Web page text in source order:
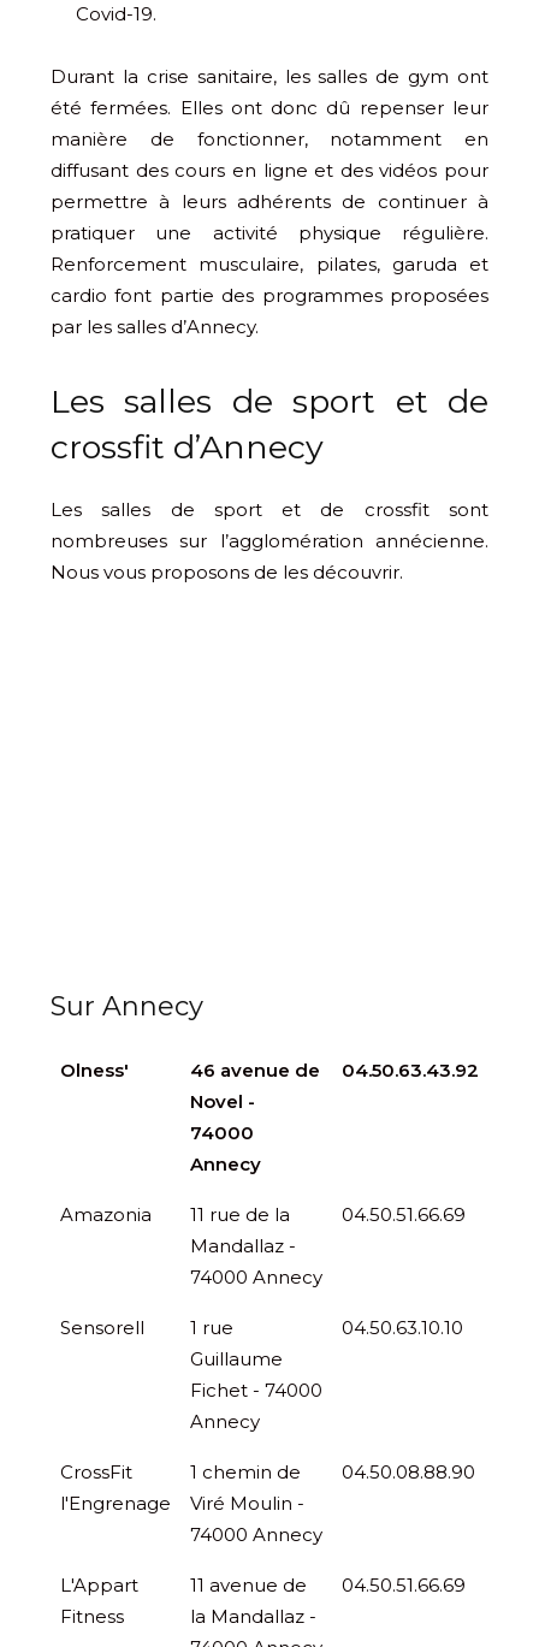
Covid-19.
Durant la crise sanitaire, les salles de gym ont
été fermées. Elles ont donc dû repenser leur
manière de fonctionner, notamment en
diffusant des cours en ligne et des vidéos pour
permettre à leurs adhérents de continuer à
pratiquer une activité physique régulière.
Renforcement musculaire, pilates, garuda et
cardio font partie des programmes proposées
par les salles d’Annecy.
Les salles de sport et de
crossfit d’Annecy
Les salles de sport et de crossfit sont
nombreuses sur l’agglomération annécienne.
Nous vous proposons de les découvrir.
Sur Annecy
Olness'
46 avenue de
Novel -
74000
Annecy
04.50.63.43.92
Amazonia
11 rue de la
Mandallaz -
74000 Annecy
04.50.51.66.69
Sensorell
1 rue
Guillaume
Fichet - 74000
Annecy
04.50.63.10.10
CrossFit
l'Engrenage
1 chemin de
Viré Moulin -
74000 Annecy
04.50.08.88.90
L'Appart
Fitness
11 avenue de
la Mandallaz -
04.50.51.66.69